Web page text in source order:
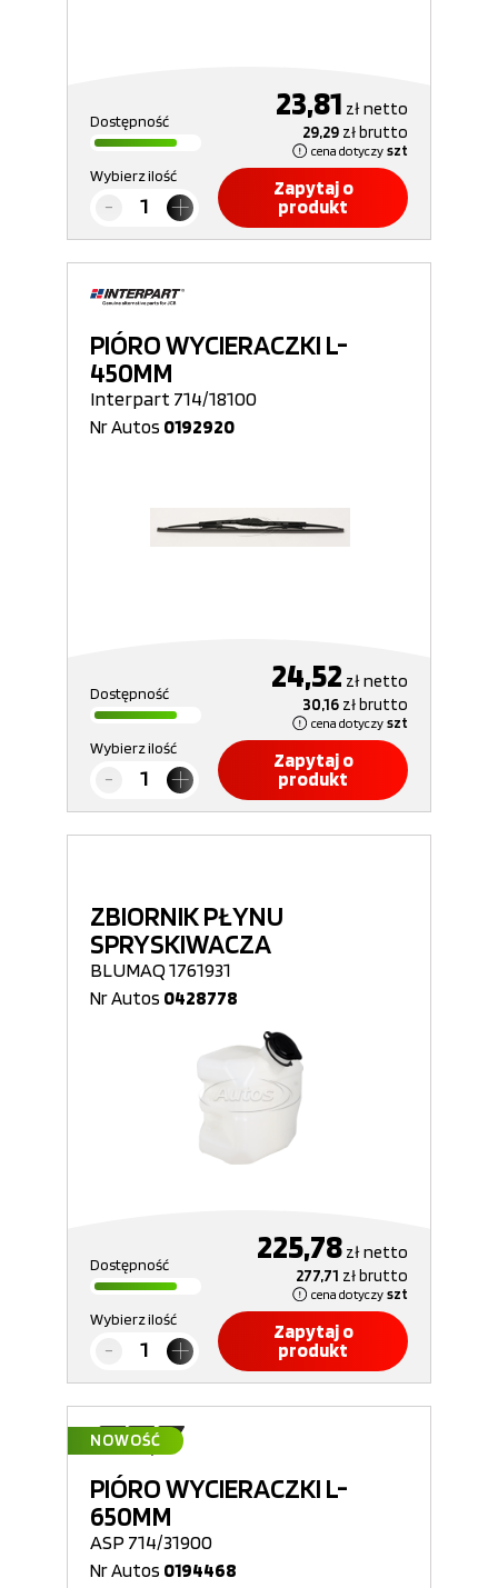
Dostępność 23,81 złnetto
29,29 złbrutto
cena dotyczy szt
Wybierz ilość
Zapytaj o
produkt
PIÓRO WYCIERACZKI L-
450MM
Interpart 714/18100
Nr Autos 0192920
Dostępność 24,52 złnetto
30,16 złbrutto
cena dotyczy szt
Wybierz ilość
Zapytaj o
produkt
ZBIORNIK PŁYNU
SPRYSKIWACZA
BLUMAQ 1761931
Nr Autos 0428778
Dostępność 225,78 złnetto
277,71 złbrutto
cena dotyczy szt
Wybierz ilość
Zapytaj o
produkt
NOWOŚĆ
PIÓRO WYCIERACZKI L-
650MM
ASP 714/31900
Nr Autos 0194468